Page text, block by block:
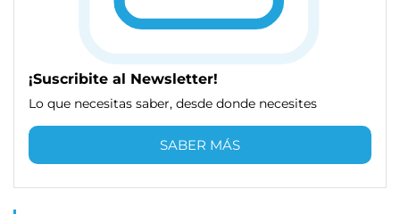
¡Suscribite al Newsletter!
Lo que necesitas saber, desde donde necesites
SABER MÁS